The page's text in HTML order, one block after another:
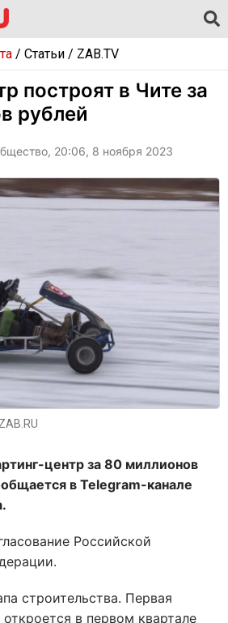
/ Статьи/ ZAB.TV
построят в Чите за
рублей
20:06, 8 ноября 2023
центр за 80 миллионов
в Telegram-канале
Российской
строительства. Первая
в первом квартале